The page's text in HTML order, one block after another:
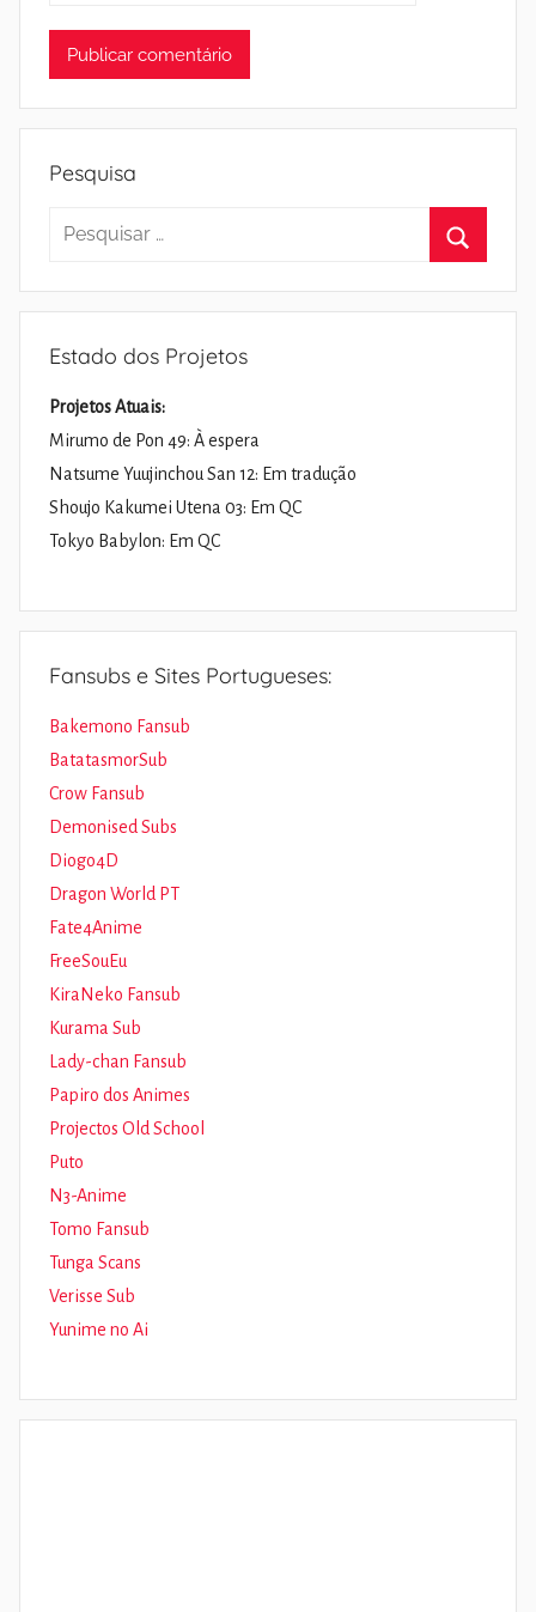
Pesquisa
Pesquisar
Estado dos Projetos
Projetos Atuais:
Mirumo de Pon 49: À espera
Natsume Yuujinchou San 12: Em tradução
Shoujo Kakumei Utena 03: Em QC
Tokyo Babylon: Em QC
Fansubs e Sites Portugueses:
Bakemono Fansub
BatatasmorSub
Crow Fansub
Demonised Subs
Diogo4D
Dragon World PT
Fate4Anime
FreeSouEu
KiraNeko Fansub
Kurama Sub
Lady-chan Fansub
Papiro dos Animes
Projectos Old School
Puto
N3-Anime
Tomo Fansub
Tunga Scans
Verisse Sub
Yunime no Ai